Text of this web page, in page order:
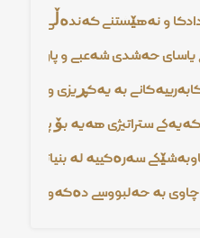
و نەهێشتنی گەندەڵی دوور لە
حەشدی شەعبی و پاراستنی
بە یەكڕیزی و
ستراتیژی هەیە بۆ پاڵپشتی
سەرەكییە لە بنیاتنانی
بە حەلبووسی دەكەوێت و